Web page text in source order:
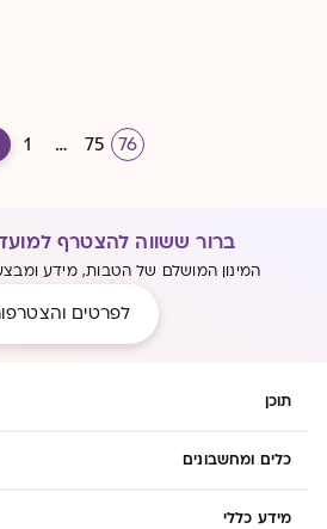
1 … 75 76
ברור ששווה להצטרף
המינון המושלם של הטבות, מידע
לפרטים
תוכן
כלים ומחשבונים
מידע כללי